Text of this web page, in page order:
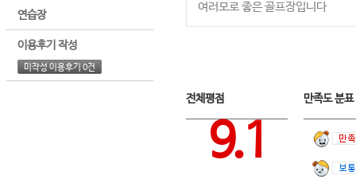
연습장
이용후기 작성
미작성 이용후기 0건
여러모로 좋은 골프장입니다
전체평점
9.1
만족도 분